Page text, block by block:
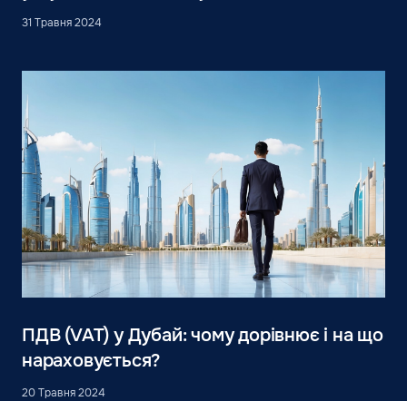
31 Травня 2024
ПДВ (VAT) у Дубай: чому дорівнює і на що
нараховується?
20 Травня 2024